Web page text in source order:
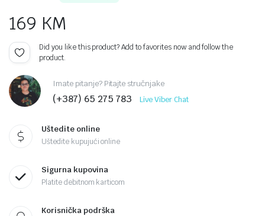
169 KM
Did you like this product? Add to favorites now and follow the
product.
Imate pitanje? Pitajte stručnjake
(+387) 65 275 783 Live Viber Chat
Uštedite online
Uštedite kupujući online
Sigurna kupovina
Platite debitnom karticom
Korisnička podrška